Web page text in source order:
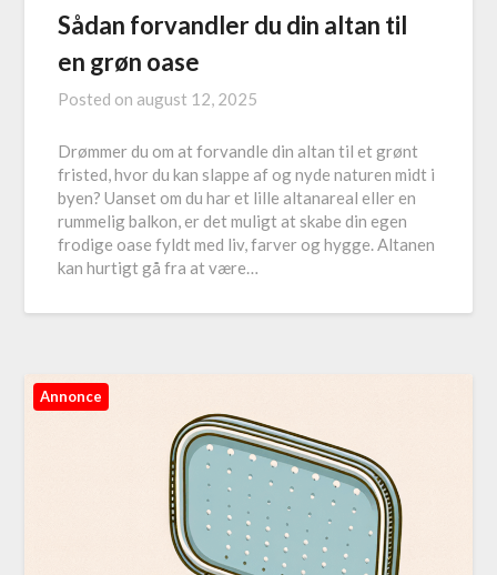
Sådan forvandler du din altan til
en grøn oase
Posted on august 12, 2025
Drømmer du om at forvandle din altan til et grønt
fristed, hvor du kan slappe af og nyde naturen midt i
byen? Uanset om du har et lille altanareal eller en
rummelig balkon, er det muligt at skabe din egen
frodige oase fyldt med liv, farver og hygge. Altanen
kan hurtigt gå fra at være…
Annonce